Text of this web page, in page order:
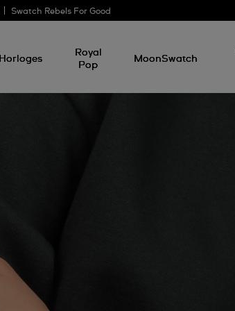
Swatch Rebels For Good
Horloges
Royal
Pop
MoonSwatch